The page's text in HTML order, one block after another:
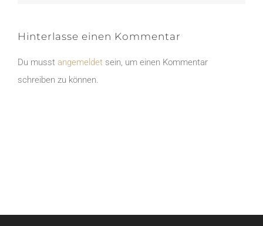
Hinterlasse einen Kommentar
Du musst angemeldet sein, um einen Kommentar
schreiben zu können.